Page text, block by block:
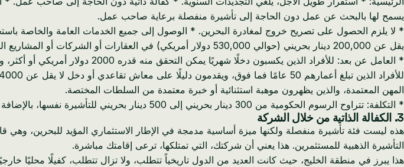
يسمح لها بالبحث عن عمل دون الحاجة إلى تأشيرة منفصلة برعاية صاحب عمل.
يقل عن 200,000 دينار بحريني (حوالي 530,000 دولار أمريكي) في العقارات أو الشركات أو المشاريع الحكومية في البحرين.
* العامل عن بعد: للأفراد الذين
المهن المعتمدة، والذين يظهرون موهبة استثنائية أو خبرة معتمدة من السلطات المختصة.
* التكلفة: تتراوح الرسوم الحكومية من 300 دينار بحريني إلى 500 دينار بحريني للتأشيرة نفسها، بالإضافة إلى تكاليف أخرى متعلقة بالطلب.
3. الكفالة الذاتية من خلال الشركة
هذه ليست فئة تأشيرة منفصلة ولكنها ميزة أساسية مدمجة في الإطار الاستثماري المؤيد للبحرين،
التأشيرة الذهبية للمستثمرين. هذا يعني أن شركتك، التي تمتلكها، ترعى إقامتك مباشرة.
هذا يبرز في منطقة الخليج، حيث كانت العديد من الدول تاريخياً تتطلب، ولا تزال تتطلب، كفيلًا محليًا